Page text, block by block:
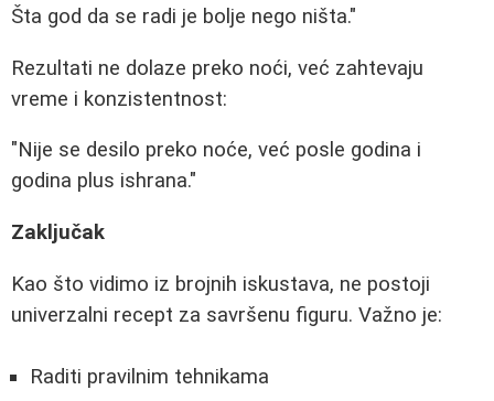
Šta god da se radi je bolje nego ništa."
Rezultati ne dolaze preko noći, već zahtevaju
vreme i konzistentnost:
"Nije se desilo preko noće, već posle godina i
godina plus ishrana."
Zaključak
Kao što vidimo iz brojnih iskustava, ne postoji
univerzalni recept za savršenu figuru. Važno je:
Raditi pravilnim tehnikama